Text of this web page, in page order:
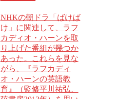
NHKの朝ドラ「ばけば
け」に関連して、ラフ
カディオ・ハーンを取
り上げた番組が幾つか
あった。これらを見な
がら、『ラフカディ
オ・ハーンの英語教
育』（監修平川祐弘、